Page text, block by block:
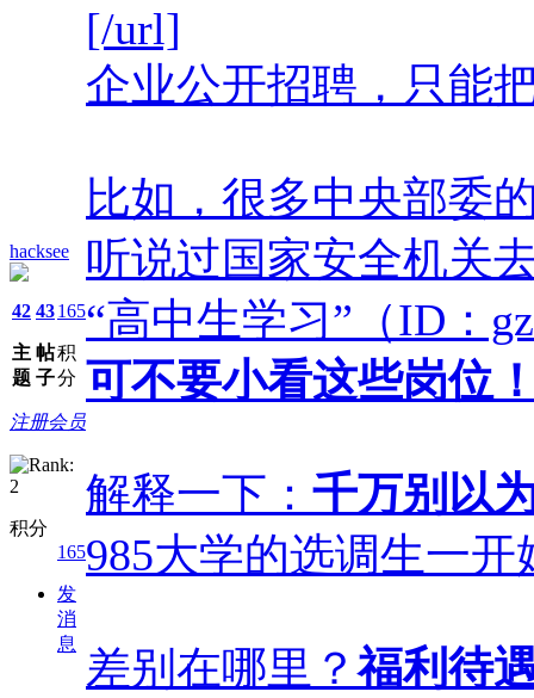
hacksee
42
主
题
43
帖
子
165
积
分
注册会员
积分
165
发
消
息
[/url]
企业公开招聘，只能
比如，很多中央部委
听说过国家安全机关
“高中生学习”（ID：
可不要小看这些岗位
解释一下： 千万别以
985大学的选调生一
差别在哪里？福利待